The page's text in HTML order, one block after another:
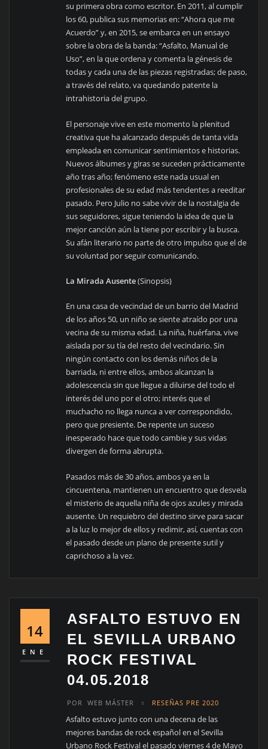
su primera obra como escritor. En 2011, al cumplir
los 60, publica sus memorias en: “Ahora que me
Acuerdo” y, en 2015, se embarca en un ensayo
sobre la obra de la banda: “Asfalto, Manual de
Uso”, en la que ordena y comenta la génesis de
todas y cada una de las piezas registradas; de paso,
a través del relato, va quedando patente la
intrahistoria del grupo.
El personaje vive en este momento la plenitud
creativa que ha alcanzado después de tanta vida
empleada en comunicar sentimientos e historias.
Nuevos álbumes y giras se suceden prácticamente
año tras año; fenómeno este nada usual en
profesionales de su edad más tendentes a reeditar
pasado. Pero Julio no sabe vivir de la nostalgia de
sus seguidores, sigue teniendo la idea de que la
mejor canción aún la tiene por escribir y la busca.
Su afán literario no parte de otro impulso que el de
su voluntad por seguir comunicando.
La Mirada Ausente(Sinopsis)
En una casa de vecindad de un barrio del Madrid
de los años 50, un niño se siente atraído por una
vecina de su misma edad. La niña, huérfana, vive
aislada por su tía del resto del vecindario. Sin
ningún contacto con los demás niños de la
barriada, ni entre ellos, ambos alcanzan la
adolescencia sin que llegue a diluirse del todo el
interés del uno por el otro; interés que el
muchacho no llega nunca a ver correspondido,
pero que presiente. De repente un suceso
inesperado hace que todo cambie y sus vidas
divergen de forma abrupta.
Pasados más de 30 años, ambos ya en la
cincuentena, mantienen un encuentro que desvela
el misterio de aquella niña de ojos azules y mirada
ausente. Un requiebro del destino sirve para sacar
a la luz lo mejor de ellos y redimir, así, cuentas con
el pasado desde un plano de presente sutil y
caprichoso a la vez.
14
ENE
ASFALTO ESTUVO EN
EL SEVILLA URBANO
ROCK FESTIVAL
04.05.2018
POR WEB MÁSTER RESEÑAS PRE 2020
Asfalto estuvo junto con una decena de las
mejores bandas de rock español en el Sevilla
Urbano Rock Festival el pasado viernes 4 de Mayo